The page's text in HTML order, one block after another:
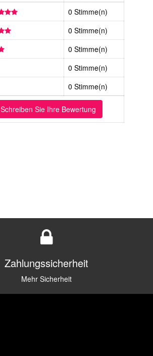
0 Stimme(n)
0 Stimme(n)
0 Stimme(n)
0 Stimme(n)
0 Stimme(n)
Schreiben Sie Ihre Bewertung
Zahlungssicherheit
Mehr Sicherheit